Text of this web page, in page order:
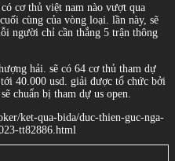
cơ thủ việt nam nào vượt qua
cùng của vòng loại. lần này, sẽ
người chỉ cần thắng 5 trận thông
hải. sẽ có 64 cơ thủ tham dự
40.000 usd. giải được tổ chức bởi
chuẩn bị tham dự us open.
ket-qua-bida/duc-thien-guc-nga-
tt82886.html